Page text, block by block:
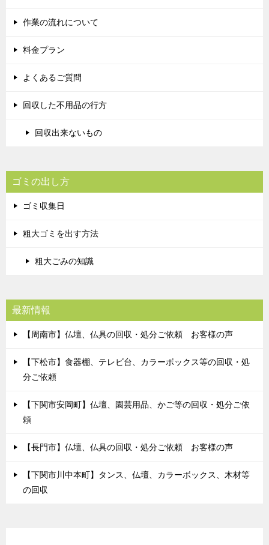
作業の流れについて
料金プラン
よくあるご質問
回収した不用品の行方
回収出来ないもの
ゴミの出し方
ゴミ収集日
粗大ゴミを出す方法
粗大ごみの知識
最新情報
【周南市】仏壇、仏具の回収・処分ご依頼 お客様の声
【下松市】食器棚、テレビ台、カラーボックス等の回収・処
分ご依頼
【下関市安岡町】仏壇、園芸用品、かご等の回収・処分ご依
頼
【長門市】仏壇、仏具の回収・処分ご依頼 お客様の声
【下関市川中本町】タンス、仏壇、カラーボックス、木材等
の回収